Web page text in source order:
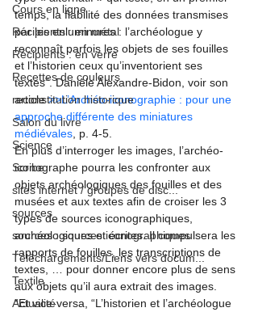
Cours en ligne
Récipients : en métal
Récipients : en verre
Recettes de couleurs
reconstitution historique
Salon du livre
Science
Scribe
sites internet / groupes de disc...
sources
sources : sources iconographiques
Téléchargements/Liens vers docum...
Textile
Actualité
temps, la fiabilité des données transmises
par les enluminures : l’archéologue y
reconnaît parfois les objets de ses fouilles
et l’historien ceux qu’inventorient ses
textes”. Danièle Alexandre-Bidon, voir son
article >>L’Archéo-iconographie : pour une
approche différente des miniatures
médiévales , p. 4-5.
En plus d’interroger les images, l’archéo-
iconographe pourra les confronter aux
objets archéologiques des fouilles et des
musées et aux textes afin de croiser les 3
types de sources iconographiques,
archéologiques et écrites. Il compulsera les
rapports de fouilles, les transcriptions de
textes, … pour donner encore plus de sens
aux objets qu’il aura extrait des images.
“Et vice-versa, “L’historien et l’archéologue